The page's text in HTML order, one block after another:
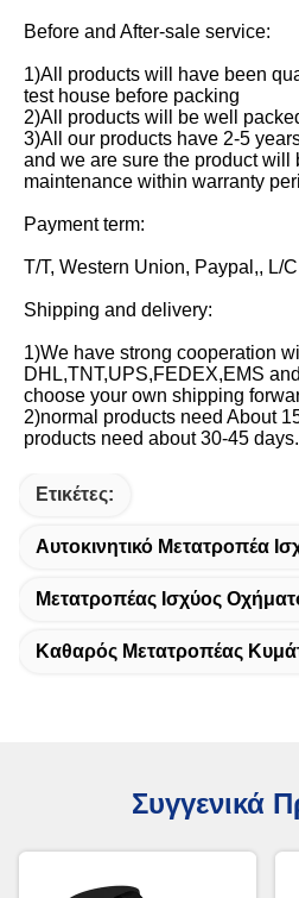
Before and After-sale service:
1)All products will have been
test house before packing
2)All products will be well
3)All our products have 2-5
and we are sure the product will
maintenance within warranty
Payment term:
T/T, Western Union, Paypal,, L/
Shipping and delivery:
1)We have strong cooperation
DHL,TNT,UPS,FEDEX,EMS
choose your own shipping
2)normal products need About
products need about 30-45 days.
Ετικέτες:
Αυτοκινητικό Μετατροπέα
Μετατροπέας Ισχύος
Καθαρός Μετατροπέας
Συγγενικά